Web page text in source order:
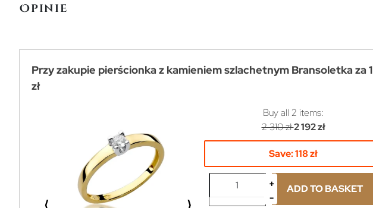
Opinie
Przy zakupie pierścionka z kamieniem szlachetnym Bransoletka za 1
zł
⟨ ⟩
Buy all 2 items:
2 310 zł2 192 zł
Save:118 zł
ADD TO BASKET